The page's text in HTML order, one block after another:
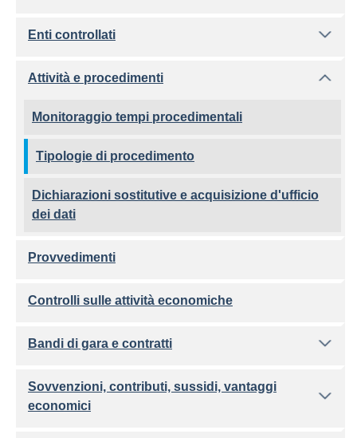
Enti controllati
Attività e procedimenti
Monitoraggio tempi procedimentali
Tipologie di procedimento
Dichiarazioni sostitutive e acquisizione d'ufficio
dei dati
Provvedimenti
Controlli sulle attività economiche
Bandi di gara e contratti
Sovvenzioni, contributi, sussidi, vantaggi
economici